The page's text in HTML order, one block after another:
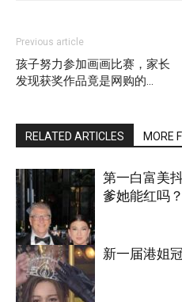
Previous article
孩子努力参加画画比赛，家长
发现获奖作品竟是网购的…
RELATED ARTICLES MORE
娱乐
第一白富美
爹她能红吗？
新一届港姐